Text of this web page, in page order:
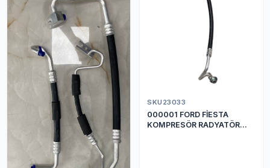
SKU23033
000001 FORD FİESTA
KOMPRESÖR RADYATÖR